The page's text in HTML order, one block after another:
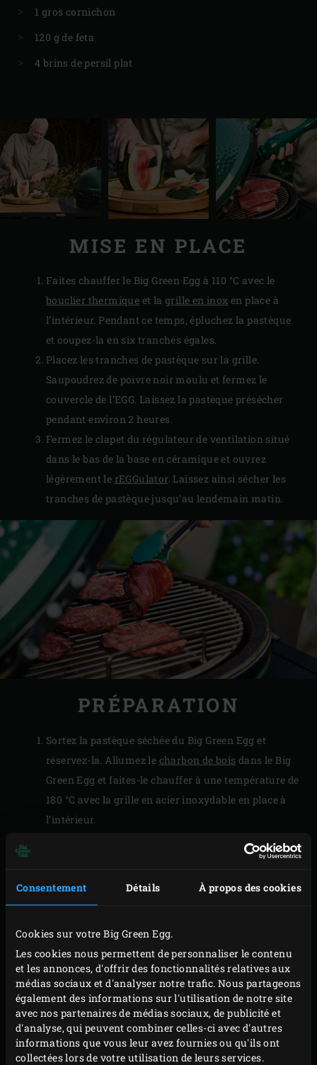
Consentement Détails À propos des cookies
Cookies sur votre Big Green Egg.
Les cookies nous permettent de personnaliser le contenu
et les annonces, d'offrir des fonctionnalités relatives aux
médias sociaux et d'analyser notre trafic. Nous partageons
également des informations sur l'utilisation de notre site
avec nos partenaires de médias sociaux, de publicité et
d'analyse, qui peuvent combiner celles-ci avec d'autres
informations que vous leur avez fournies ou qu'ils ont
collectées lors de votre utilisation de leurs services.
1 gros cornichon
120 g de feta
4 brins de persil plat
MISE EN PLACE
Faites chauffer le Big Green Egg à 110 °C avec le
bouclier thermique et lagrille en inox en place à
l’intérieur. Pendant ce temps, épluchez la pastèque
et coupez-la en six tranches égales.
Placez les tranches de pastèque sur la grille.
Saupoudrez de poivre noir moulu et fermez le
couvercle de l’EGG. Laissez la pastèque présécher
pendant environ 2 heures.
Fermez le clapet du régulateur de ventilation situé
dans le bas de la base en céramique et ouvrez
légèrement le rEGGulator. Laissez ainsi sécher les
tranches de pastèque jusqu’au lendemain matin.
PRÉPARATION
Sortez la pastèque séchée du Big Green Egg et
réservez-la. Allumez le charbon de bois dans le Big
Green Egg et faites-le chauffer à une température de
180 °C avec la grille en acier inoxydable en place à
l’intérieur.
sur la grille et attendez
qu’elle soit chaude. Pendant ce temps, épluchez et
émincez l’échalote pour le steak tartare. Versez
Remuez de temps en temps en pensant à bien
refermer le couvercle du Big Green Egg après
chaque manipulation.
Ajoutez le curry en poudre à l’échalote, faites
revenir pendant environ 30 secondes puis sortez la
sauteuse de l’EGG. Placez l’échalote dans un bol et
laissez-la refroidir. Essuyez soigneusement la